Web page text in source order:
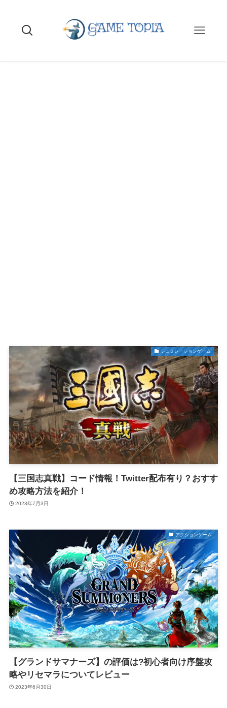
シュミレーションゲーム
【三国志真戦】コード情報！Twitter配布有り？おすす
め攻略方法を紹介！
2023年7月3日
アクションゲーム
【グランドサマナーズ】の評価は?初心者向け序盤攻
略やリセマラについてレビュー
2023年6月30日